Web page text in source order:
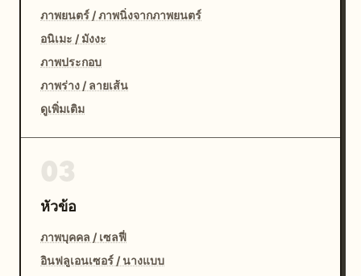
ภาพยนตร์ / ภาพนิ่งจากภาพยนตร์
อนิเมะ / มังงะ
ภาพประกอบ
ภาพร่าง / ลายเส้น
ดูเพิ่มเติม
หัวข้อ
ภาพบุคคล / เซลฟี่
อินฟลูเอนเซอร์ / นางแบบ